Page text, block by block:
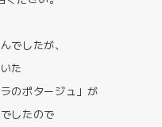
でしたが、
た
のポタージュ」が
したので